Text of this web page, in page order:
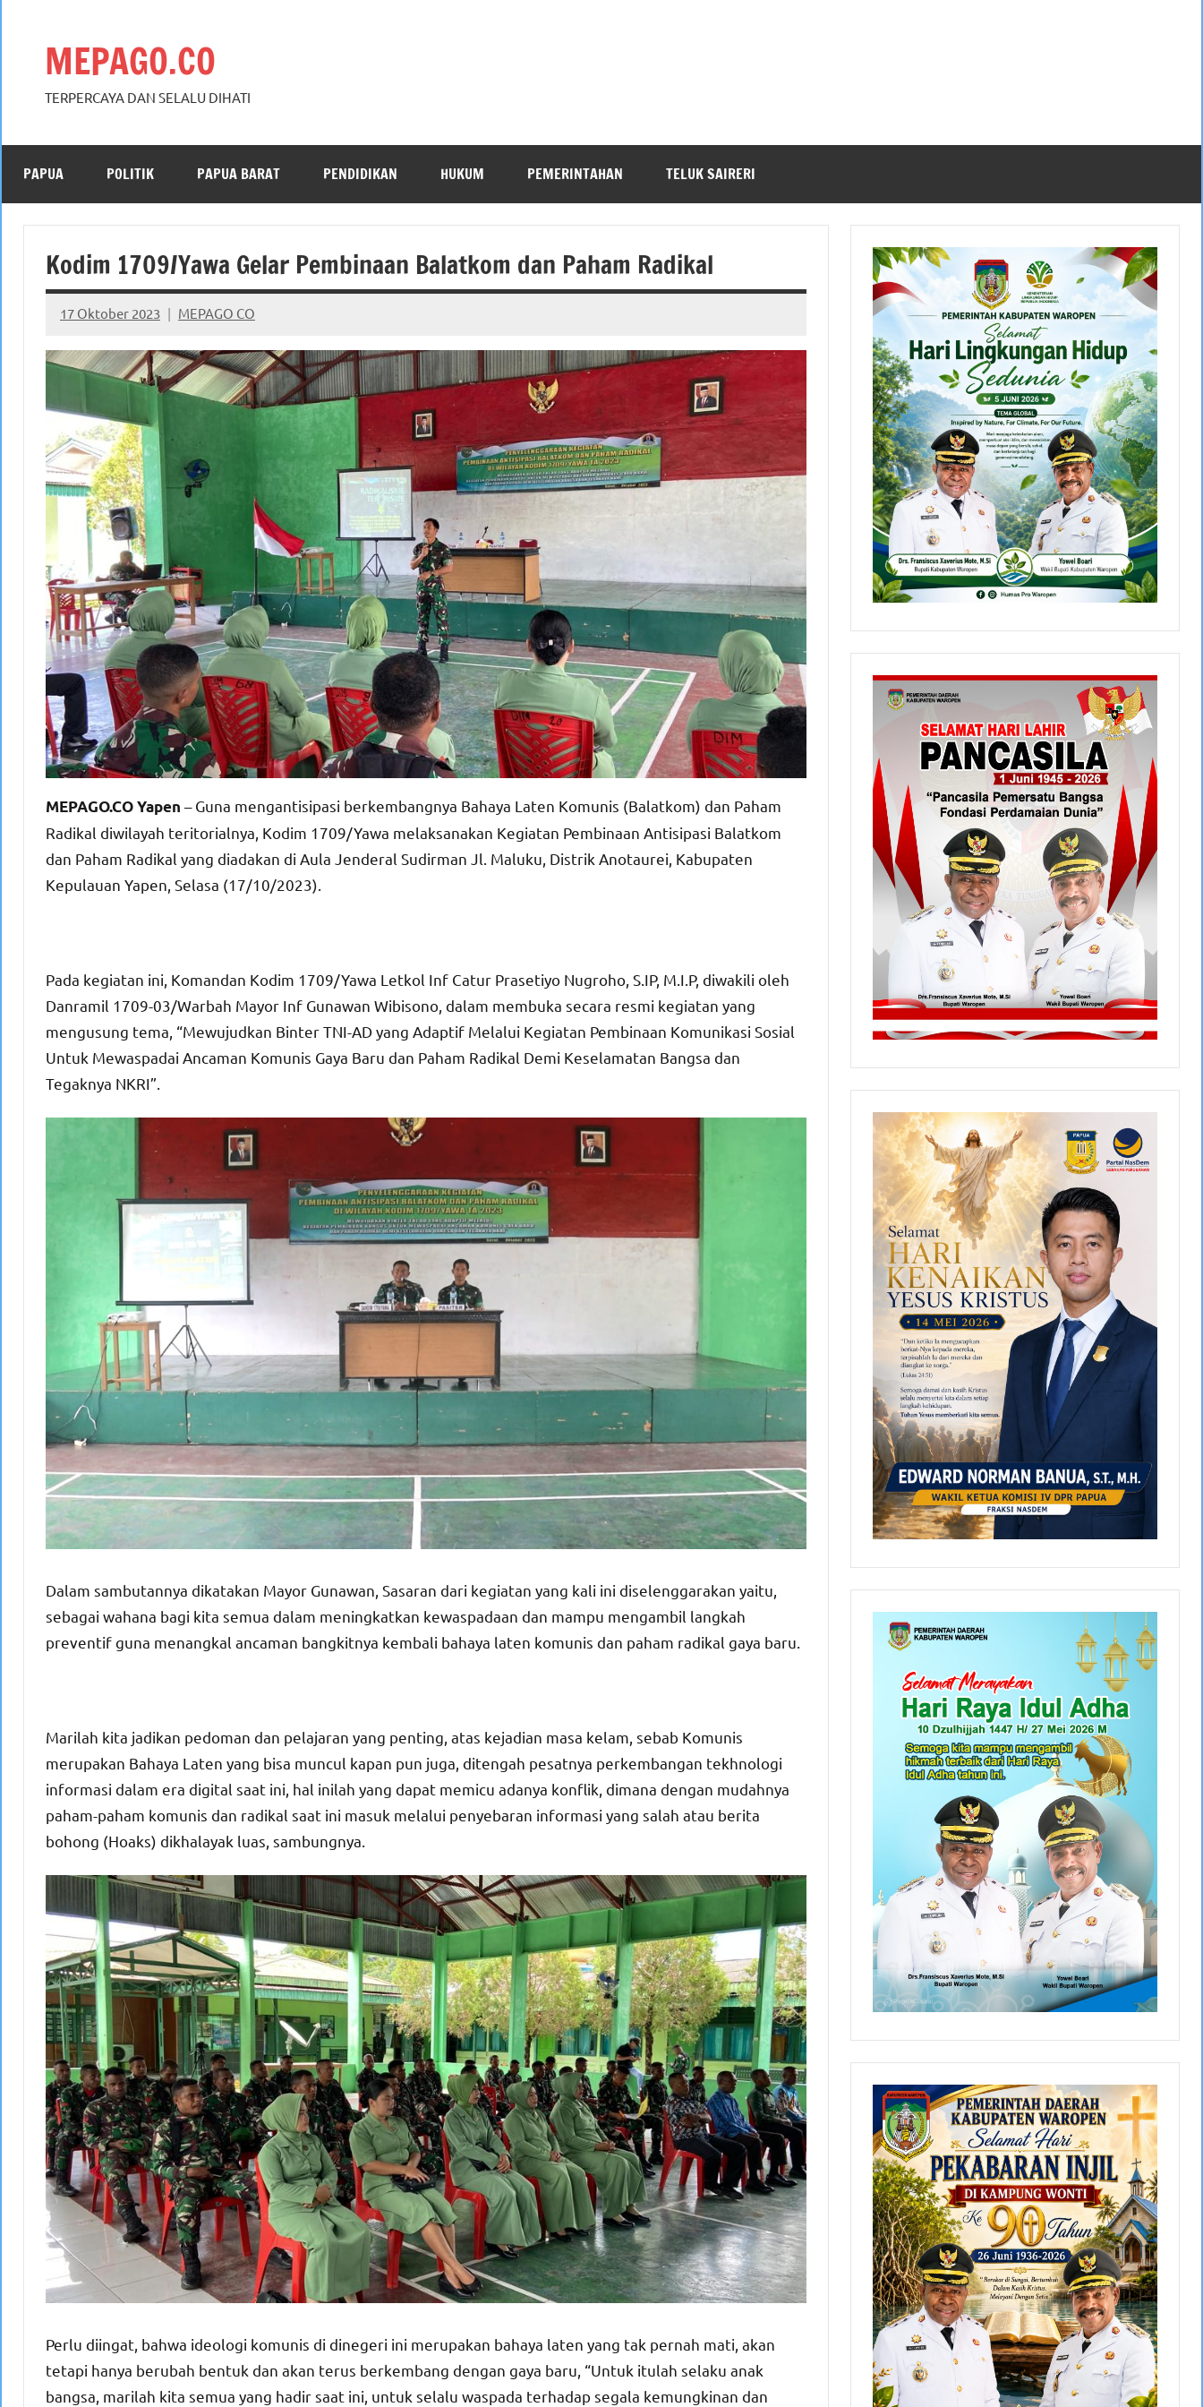
MEPAGO.CO
TERPERCAYA DAN SELALU DIHATI
PAPUA POLITIK PAPUA BARAT PENDIDIKAN HUKUM PEMERINTAHAN TELUK SAIRERI
Kodim 1709/Yawa Gelar Pembinaan Balatkom dan Paham Radikal
17 Oktober 2023 MEPAGO CO
No
comments
MEPAGO.CO Yapen – Guna mengantisipasi berkembangnya Bahaya Laten Komunis (Balatkom) dan Paham
Radikal diwilayah teritorialnya, Kodim 1709/Yawa melaksanakan Kegiatan Pembinaan Antisipasi Balatkom
dan Paham Radikal yang diadakan di Aula Jenderal Sudirman Jl. Maluku, Distrik Anotaurei, Kabupaten
Kepulauan Yapen, Selasa (17/10/2023).
Pada kegiatan ini, Komandan Kodim 1709/Yawa Letkol Inf Catur Prasetiyo Nugroho, S.IP, M.I.P, diwakili oleh
Danramil 1709-03/Warbah Mayor Inf Gunawan Wibisono, dalam membuka secara resmi kegiatan yang
mengusung tema, “Mewujudkan Binter TNI-AD yang Adaptif Melalui Kegiatan Pembinaan Komunikasi Sosial
Untuk Mewaspadai Ancaman Komunis Gaya Baru dan Paham Radikal Demi Keselamatan Bangsa dan
Tegaknya NKRI”.
Dalam sambutannya dikatakan Mayor Gunawan, Sasaran dari kegiatan yang kali ini diselenggarakan yaitu,
sebagai wahana bagi kita semua dalam meningkatkan kewaspadaan dan mampu mengambil langkah
preventif guna menangkal ancaman bangkitnya kembali bahaya laten komunis dan paham radikal gaya baru.
Marilah kita jadikan pedoman dan pelajaran yang penting, atas kejadian masa kelam, sebab Komunis
merupakan Bahaya Laten yang bisa muncul kapan pun juga, ditengah pesatnya perkembangan tekhnologi
informasi dalam era digital saat ini, hal inilah yang dapat memicu adanya konflik, dimana dengan mudahnya
paham-paham komunis dan radikal saat ini masuk melalui penyebaran informasi yang salah atau berita
bohong (Hoaks) dikhalayak luas, sambungnya.
Perlu diingat, bahwa ideologi komunis di dinegeri ini merupakan bahaya laten yang tak pernah mati, akan
tetapi hanya berubah bentuk dan akan terus berkembang dengan gaya baru, “Untuk itulah selaku anak
bangsa, marilah kita semua yang hadir saat ini, untuk selalu waspada terhadap segala kemungkinan dan